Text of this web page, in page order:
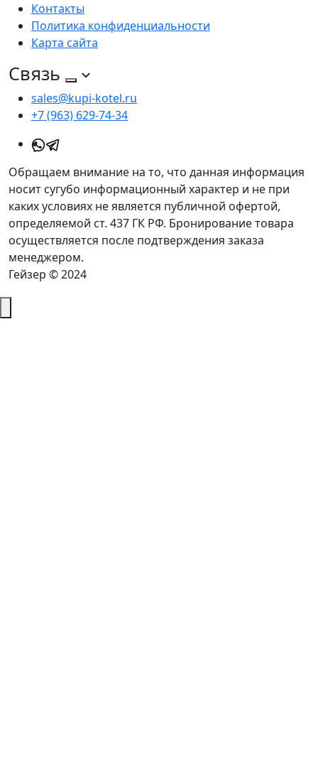
Контакты
Политика конфиденциальности
Карта сайта
Связь
sales@kupi-kotel.ru
+7 (963) 629-74-34
Обращаем внимание на то, что данная информация
носит сугубо информационный характер и не при
каких условиях не является публичной офертой,
определяемой ст. 437 ГК РФ. Бронирование товара
осуществляется после подтверждения заказа
менеджером.
Гейзер © 2024